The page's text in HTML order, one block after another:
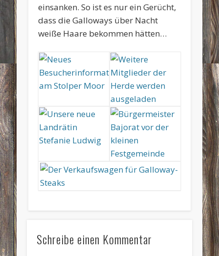
einsanken. So ist es nur ein Gerücht,
dass die Galloways über Nacht
weiße Haare bekommen hätten…
Schreibe einen Kommentar